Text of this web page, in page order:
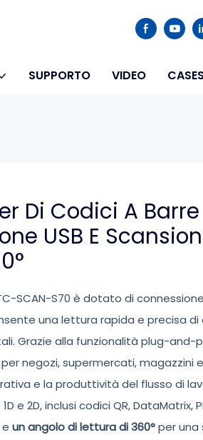
SUPPORTO VIDEO CASES
Di Codici A Barre
USB E
SCAN-S70 è dotato di
una lettura rapida e precisa di
Grazie alla funzionalità plug-and-
negozi, supermercati, magazzini
e la produttività del flusso di
e 2D, inclusi codici QR, DataMatrix,
e un angolo di lettura di 360°per una